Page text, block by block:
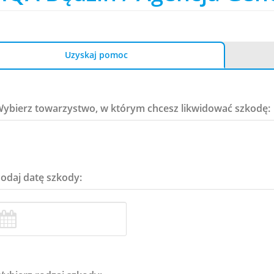
Uzyskaj pomoc
towarzystwo, w którym chcesz likwidować szkodę:
datę szkody: